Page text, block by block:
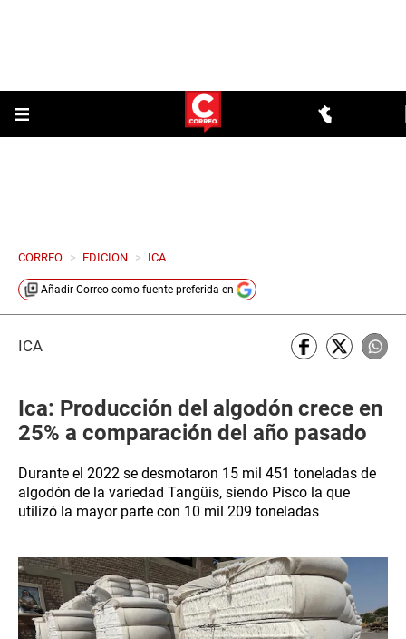
CORREO > EDICION > ICA
Añadir Correo como fuente preferida en
ICA
Ica: Producción del algodón crece en
25% a comparación del año pasado
Durante el 2022 se desmotaron 15 mil 451 toneladas de
algodón de la variedad Tangüis, siendo Pisco la que
utilizó la mayor parte con 10 mil 209 toneladas